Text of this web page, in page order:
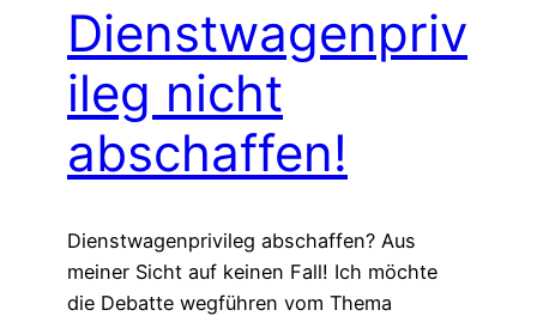
Dienstwagenpriv
ileg nicht
abschaffen!
Dienstwagenprivileg abschaffen? Aus
meiner Sicht auf keinen Fall! Ich möchte
die Debatte wegführen vom Thema